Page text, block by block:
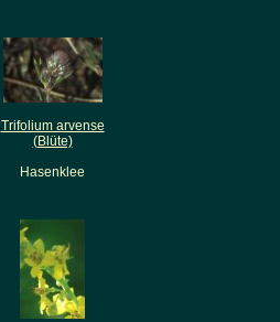
Trifolium arvense
(Blüte)
Hasenklee